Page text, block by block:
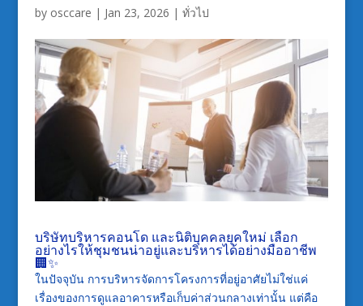
by osccare | Jan 23, 2026 | ทั่วไป
บริษัทบริหารคอนโด และนิติบุคคลยุคใหม่ เลือก
อย่างไรให้ชุมชนน่าอยู่และบริหารได้อย่างมืออาชีพ
🏢✨
ในปัจจุบัน การบริหารจัดการโครงการที่อยู่อาศัยไม่ใช่แค่
เรื่องของการดูแลอาคารหรือเก็บค่าส่วนกลางเท่านั้น แต่คือ